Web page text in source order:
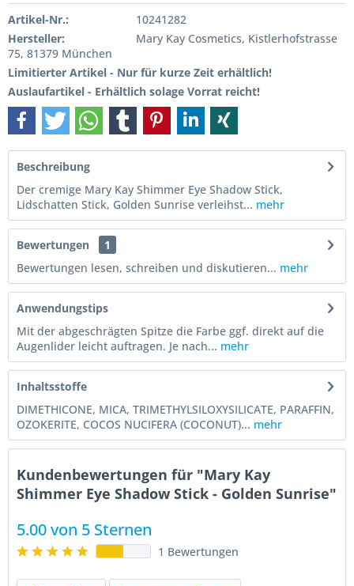
Artikel-Nr.:
10241282
Hersteller:
Mary Kay Cosmetics, Kistlerhofstrasse
75, 81379 München
Limitierter Artikel - Nur für kurze Zeit erhältlich!
Auslaufartikel - Erhältlich solage Vorrat reicht!
Beschreibung
Der cremige Mary Kay Shimmer Eye Shadow Stick,
Lidschatten Stick, Golden Sunrise verleihst... mehr
Bewertungen
1
Bewertungen lesen, schreiben und diskutieren... mehr
Anwendungstips
Mit der abgeschrägten Spitze die Farbe ggf. direkt auf die
Augenlider leicht auftragen. Je nach... mehr
Inhaltsstoffe
DIMETHICONE, MICA, TRIMETHYLSILOXYSILICATE, PARAFFIN,
OZOKERITE, COCOS NUCIFERA (COCONUT)... mehr
Kundenbewertungen für "Mary Kay
Shimmer Eye Shadow Stick - Golden Sunrise"
5.00 von 5 Sternen
1 Bewertungen